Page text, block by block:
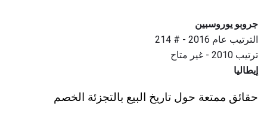
جروبو يوروسبين
الترتيب عام 2016 - # 214
ترتيب 2010 - غير متاح
إيطاليا
حقائق ممتعة حول تاريخ البيع بالتجزئة الخصم